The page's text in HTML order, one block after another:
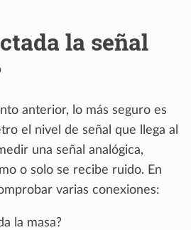
la señal
anterior, lo más seguro es
el nivel de señal que llega al
una señal analógica,
o solo se recibe ruido. En
varias conexiones:
la masa?